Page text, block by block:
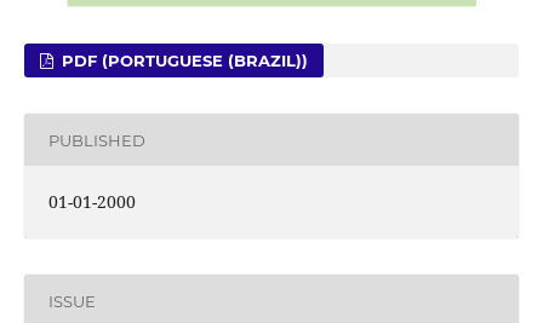
PDF (PORTUGUESE (BRAZIL))
PUBLISHED
01-01-2000
ISSUE